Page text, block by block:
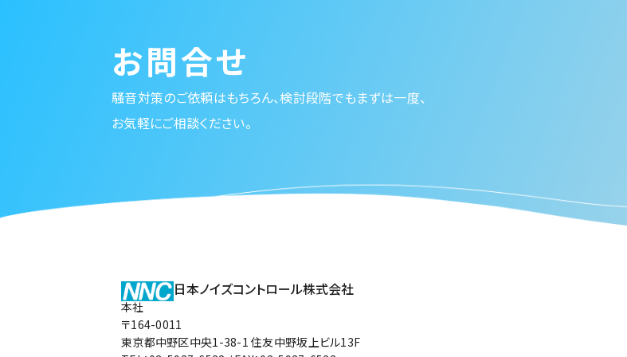
お問合せ
騒音対策のご依頼はもちろん、検討段階でもまずは一度、
お気軽にご相談ください。
日本ノイズコントロール株式会社
本社
〒164-0011
東京都中野区中央1-38-1 住友中野坂上ビル13F